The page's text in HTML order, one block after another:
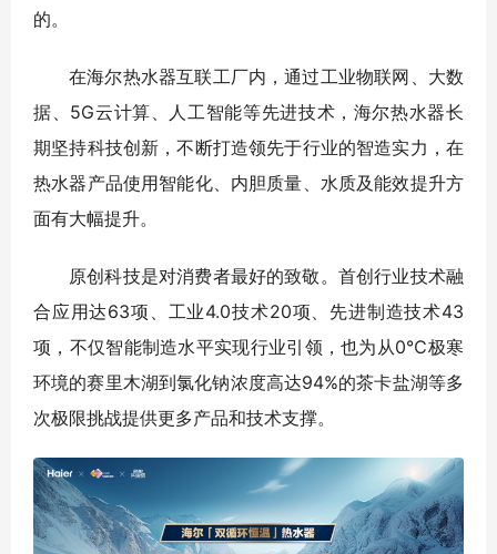
的。
在海尔热水器互联工厂内，通过工业物联网、大数
据、5G云计算、人工智能等先进技术，海尔热水器长
期坚持科技创新，不断打造领先于行业的智造实力，在
热水器产品使用智能化、内胆质量、水质及能效提升方
面有大幅提升。
原创科技是对消费者最好的致敬。首创行业技术融
合应用达63项、工业4.0技术20项、先进制造技术43
项，不仅智能制造水平实现行业引领，也为从0℃极寒
环境的赛里木湖到氯化钠浓度高达94%的茶卡盐湖等多
次极限挑战提供更多产品和技术支撑。